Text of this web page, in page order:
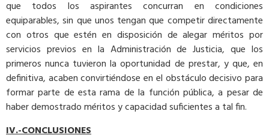
que todos los aspirantes concurran en condiciones
equiparables, sin que unos tengan que competir directamente
con otros que estén en disposición de alegar méritos por
servicios previos en la Administración de Justicia, que los
primeros nunca tuvieron la oportunidad de prestar, y que, en
definitiva, acaben convirtiéndose en el obstáculo decisivo para
formar parte de esta rama de la función pública, a pesar de
haber demostrado méritos y capacidad suficientes a tal fin.
IV.-CONCLUSIONES